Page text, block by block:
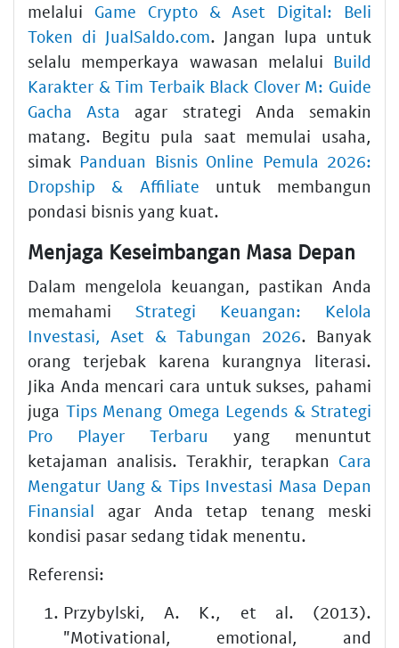
melalui Game Crypto & Aset Digital: Beli
Token di JualSaldo.com. Jangan lupa untuk
selalu memperkaya wawasan melalui Build
Karakter & Tim Terbaik Black Clover M: Guide
Gacha Asta agar strategi Anda semakin
matang. Begitu pula saat memulai usaha,
simak Panduan Bisnis Online Pemula 2026:
Dropship & Affiliate untuk membangun
pondasi bisnis yang kuat.
Menjaga Keseimbangan Masa Depan
Dalam mengelola keuangan, pastikan Anda
memahami Strategi Keuangan: Kelola
Investasi, Aset & Tabungan 2026. Banyak
orang terjebak karena kurangnya literasi.
Jika Anda mencari cara untuk sukses, pahami
juga Tips Menang Omega Legends & Strategi
Pro Player Terbaru yang menuntut
ketajaman analisis. Terakhir, terapkan Cara
Mengatur Uang & Tips Investasi Masa Depan
Finansial agar Anda tetap tenang meski
kondisi pasar sedang tidak menentu.
Referensi:
Przybylski, A. K., et al. (2013).
"Motivational, emotional, and